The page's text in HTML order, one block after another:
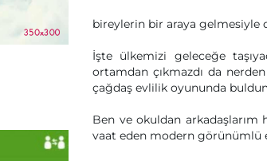
bireylerin bir araya gelmesiyle
İşte ülkemizi geleceğe
ortamdan çıkmazdı da
çağdaş evlilik oyununda
Ben ve okuldan
vaat eden modern görünümlü